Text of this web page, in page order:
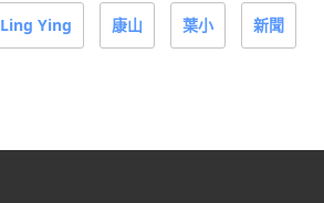
Ling Ying 康山 葉小 新聞